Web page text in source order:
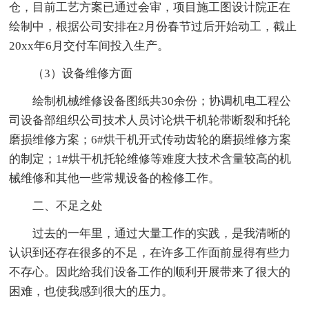
仓，目前工艺方案已通过会审，项目施工图设计院正在
绘制中，根据公司安排在2月份春节过后开始动工，截止
20xx年6月交付车间投入生产。
（3）设备维修方面
绘制机械维修设备图纸共30余份；协调机电工程公
司设备部组织公司技术人员讨论烘干机轮带断裂和托轮
磨损维修方案；6#烘干机开式传动齿轮的磨损维修方案
的制定；1#烘干机托轮维修等难度大技术含量较高的机
械维修和其他一些常规设备的检修工作。
二、不足之处
过去的一年里，通过大量工作的实践，是我清晰的
认识到还存在很多的不足，在许多工作面前显得有些力
不存心。因此给我们设备工作的顺利开展带来了很大的
困难，也使我感到很大的压力。